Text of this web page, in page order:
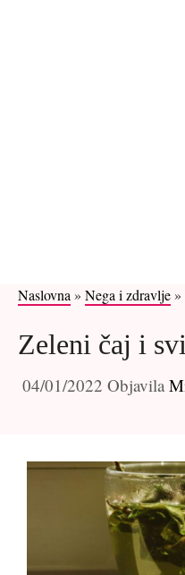
Naslovna » Nega i zdravlje»
Zeleni čaj i
04/01/2022 Objavila